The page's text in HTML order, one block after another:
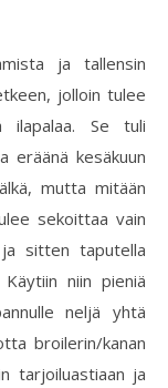
ja tallensin
jolloin tulee
ilapalaa. Se tuli
eräänä kesäkuun
mutta mitään
sekoittaa vain
ja sitten taputella
niin pieniä
neljä yhtä
broilerin/kanan
tarjoiluastiaan ja